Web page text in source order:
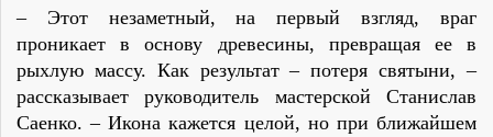
– Этот незаметный, на первый взгляд, враг
проникает в основу древесины, превращая ее в
рыхлую массу. Как результат – потеря святыни, –
рассказывает руководитель мастерской Станислав
Саенко. – Икона кажется целой, но при ближайшем